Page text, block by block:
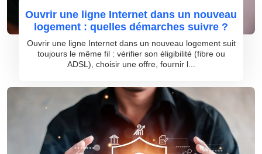
Ouvrir une ligne Internet dans un nouveau
logement : quelles démarches suivre ?
Ouvrir une ligne Internet dans un nouveau logement suit
toujours le même fil : vérifier son éligibilité (fibre ou
ADSL), choisir une offre, fournir l...